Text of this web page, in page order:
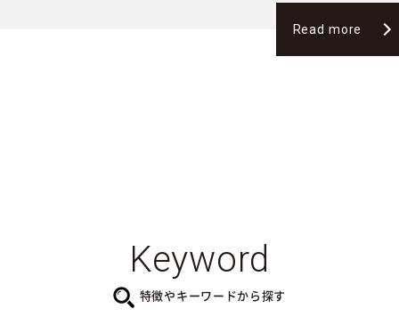
Read more
Keyword
特徴やキーワードから探す